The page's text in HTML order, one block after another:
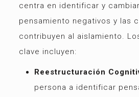
centra en identificar y
pensamiento negativos y las
contribuyen al aislamiento.
clave incluyen:
Reestructuración
persona a identificar